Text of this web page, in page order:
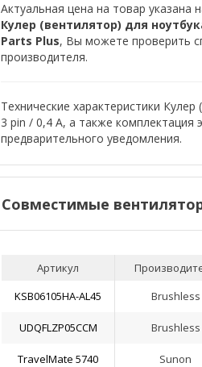
Актуальная цена на товар указана
Кулер (вентилятор) для
Parts Plus, Вы можете проверить
производителя.
Технические характеристики
3 pin / 0,4 А, а также комплектация
предварительного уведомления.
Совместимые
Артикул
KSB06105HA-AL45
Brushless
UDQFLZP05CCM Brushless
TravelMate 5740 Sunon